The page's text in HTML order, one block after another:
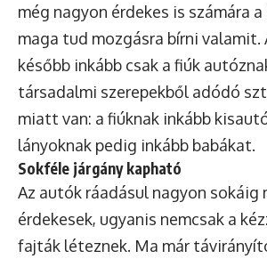
még nagyon érdekes is számára
maga tud mozgásra bírni valamit.
később inkább csak a fiúk
társadalmi szerepekből adódó
miatt van: a fiúknak inkább
lányoknak pedig inkább babákat.
Sokféle járgány kapható
Az autók ráadásul nagyon sokáig
érdekesek, ugyanis nemcsak a
fajták léteznek. Ma már